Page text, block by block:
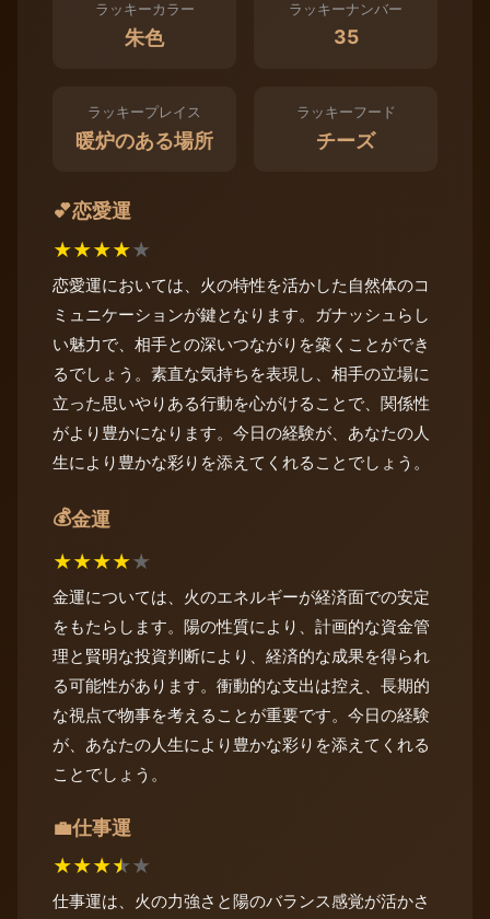
ラッキーカラー
朱色
ラッキーナンバー
35
ラッキープレイス
暖炉のある場所
ラッキーフード
チーズ
💕恋愛運
★★★★★
恋愛運においては、火の特性を活かした自然体のコ
ミュニケーションが鍵となります。ガナッシュらし
い魅力で、相手との深いつながりを築くことができ
るでしょう。素直な気持ちを表現し、相手の立場に
立った思いやりある行動を心がけることで、関係性
がより豊かになります。今日の経験が、あなたの人
生により豊かな彩りを添えてくれることでしょう。
💰金運
★★★★★
金運については、火のエネルギーが経済面での安定
をもたらします。陽の性質により、計画的な資金管
理と賢明な投資判断により、経済的な成果を得られ
る可能性があります。衝動的な支出は控え、長期的
な視点で物事を考えることが重要です。今日の経験
が、あなたの人生により豊かな彩りを添えてくれる
ことでしょう。
💼仕事運
★★★★★
仕事運は、火の力強さと陽のバランス感覚が活かさ